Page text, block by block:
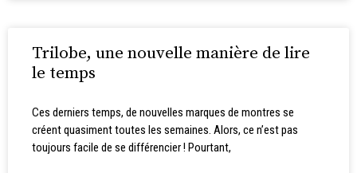
Trilobe, une nouvelle manière de lire
le temps
Ces derniers temps, de nouvelles marques de montres se
créent quasiment toutes les semaines. Alors, ce n’est pas
toujours facile de se différencier ! Pourtant,